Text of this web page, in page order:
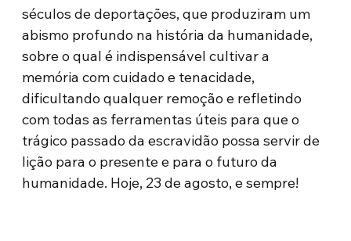
séculos de deportações, que produziram um
abismo profundo na história da humanidade,
sobre o qual é indispensável cultivar a
memória com cuidado e tenacidade,
dificultando qualquer remoção e refletindo
com todas as ferramentas úteis para que o
trágico passado da escravidão possa servir de
lição para o presente e para o futuro da
humanidade. Hoje, 23 de agosto, e sempre!